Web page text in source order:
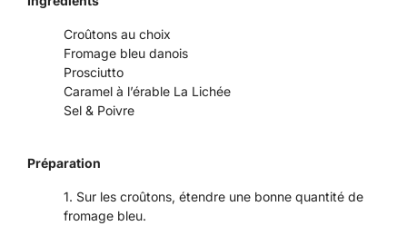
Croûtons au choix
Fromage bleu danois
Prosciutto
Caramel à l’érable La Lichée
Sel & Poivre
Préparation
Sur les croûtons, étendre une bonne quantité de
fromage bleu.